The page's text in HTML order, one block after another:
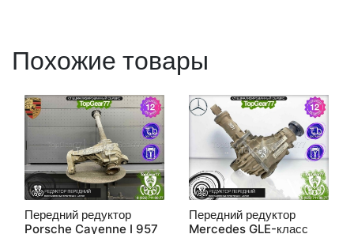
Похожие товары
Передний редуктор
Porsche Cayenne I 957
Передний редуктор
Mercedes GLE-класс